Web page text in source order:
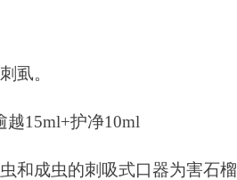
虱。
15ml+护净10ml
和成虫的刺吸式口器为害石